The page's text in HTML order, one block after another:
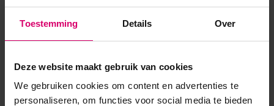
Toestemming Details Over
Deze website maakt gebruik van cookies
We gebruiken cookies om content en advertenties te
personaliseren, om functies voor social media te bieden
Toon meer